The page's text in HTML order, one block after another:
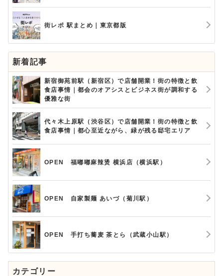
街レポ 駅まとめ｜東京都版
新着記事
新宿御苑前駅（新宿区）で店舗開業！街の特徴と飲
食店事情｜都会のオアシスとビジネス街が調和する
優雅な街
代々木上原駅（渋谷区）で店舗開業！街の特徴と飲
食店事情｜都心至近ながら、緑が残る邸宅エリア
OPEN 福嘟嘟麻辣烫 横浜店（横浜駅）
OPEN 自家製麺 あいづ（菊川駅）
OPEN 手打ち蕎麦 茶とら（武蔵小山駅）
カテゴリー